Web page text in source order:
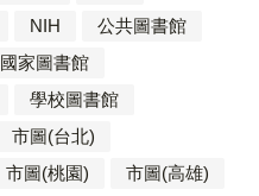
NIH
公共圖書館
國家圖書館
學校圖書館
市圖(台北)
市圖(桃園)
市圖(高雄)